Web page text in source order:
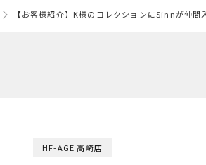
【お客様紹介】K様のコレクションにSinnが仲間
HF-AGE 高崎店